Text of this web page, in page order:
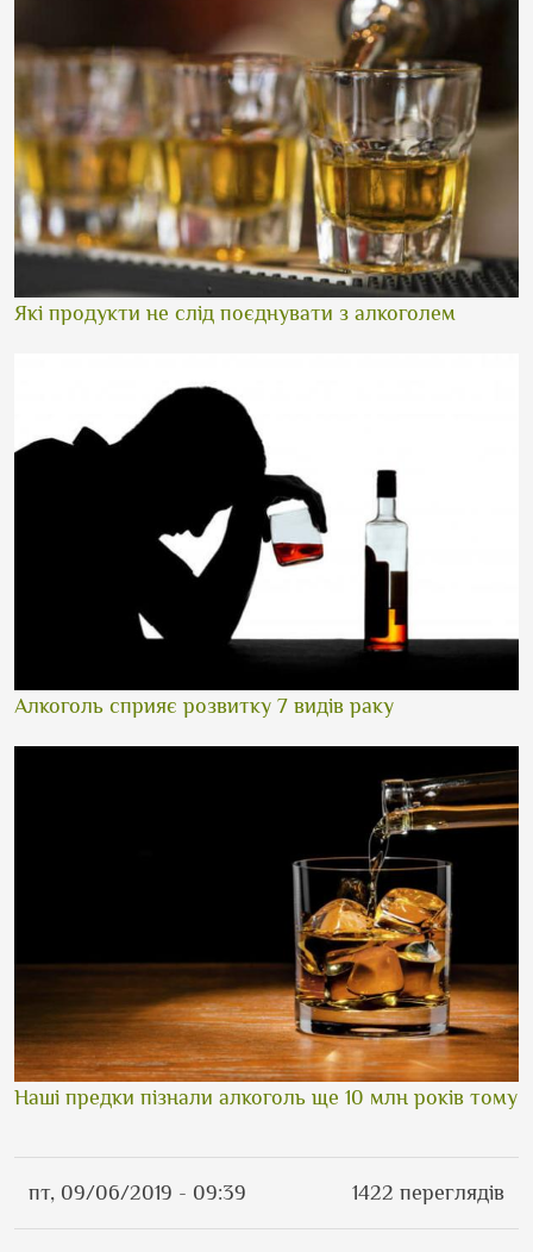
Які продукти не слід поєднувати з алкоголем
Алкоголь сприяє розвитку 7 видів раку
Наші предки пізнали алкоголь ще 10 млн років тому
пт, 09/06/2019 - 09:39 1422 переглядів